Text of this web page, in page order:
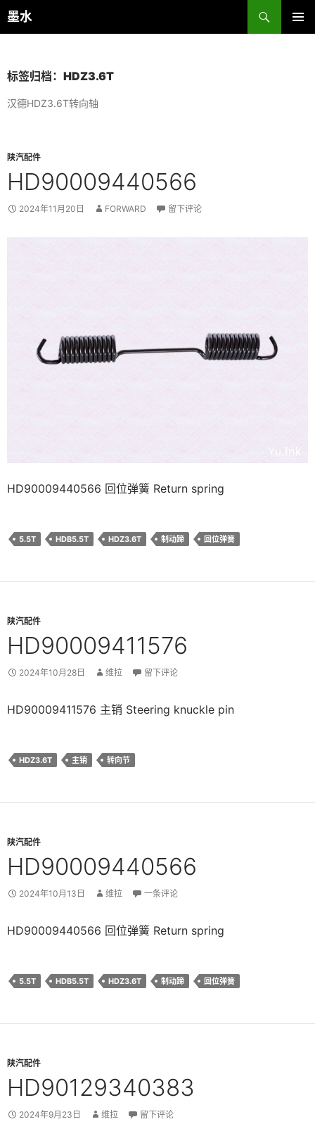
跳
至
墨水
搜
索
标签归档：HDZ3.6T
汉德HDZ3.6T转向轴
陕汽配件
HD90009440566
2024年11月20日 FORWARD 留下评论
HD90009440566 回位弹簧 Return spring
5.5T HDB5.5T HDZ3.6T 制动蹄 回位弹簧
陕汽配件
HD90009411576
2024年10月28日 维拉 留下评论
HD90009411576 主销 Steering knuckle pin
HDZ3.6T 主销 转向节
陕汽配件
HD90009440566
2024年10月13日 维拉 一条评论
HD90009440566 回位弹簧 Return spring
5.5T HDB5.5T HDZ3.6T 制动蹄 回位弹簧
陕汽配件
HD90129340383
2024年9月23日 维拉 留下评论